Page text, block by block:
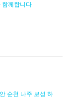
함께합니다
순천 나주 보성 하